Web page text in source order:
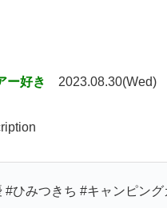
ー好き 2023.08.30(Wed)
#ひみつきち #キャンピン